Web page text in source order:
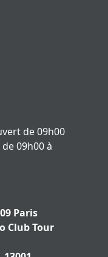
de 09h00
09h00 à
Paris
Club Tour